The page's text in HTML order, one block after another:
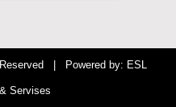
| Powered by: ESL
Servises